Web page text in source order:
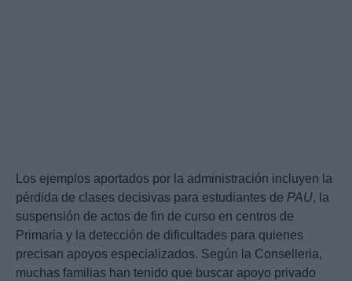
Los ejemplos aportados por la administración incluyen la
pérdida de clases decisivas para estudiantes de PAU, la
suspensión de actos de fin de curso en centros de
Primaria y la detección de dificultades para quienes
precisan apoyos especializados. Según la Conselleria,
muchas familias han tenido que buscar apoyo privado